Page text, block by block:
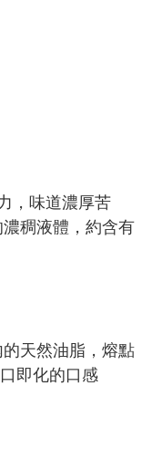
，味道濃厚苦
稠液體，約含有
天然油脂，熔點
即化的口感